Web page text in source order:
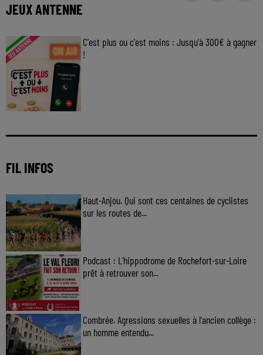
JEUX ANTENNE
C'est plus ou c'est moins : Jusqu'à 300€ à gagner
!
FIL INFOS
Haut-Anjou. Qui sont ces centaines de cyclistes
sur les routes de...
Podcast : L’hippodrome de Rochefort-sur-Loire
prêt à retrouver son...
Combrée. Agressions sexuelles à l'ancien collège :
un homme entendu...